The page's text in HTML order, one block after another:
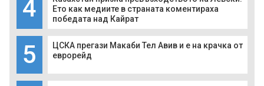
4
Ето как медиите в страната коментираха
победата над Кайрат
5
ЦСКА прегази Макаби Тел Авив и е на крачка от
еврорейд